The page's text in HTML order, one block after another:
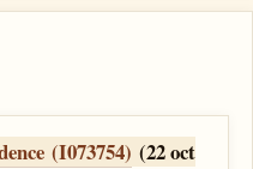
(I073754) (22 oct